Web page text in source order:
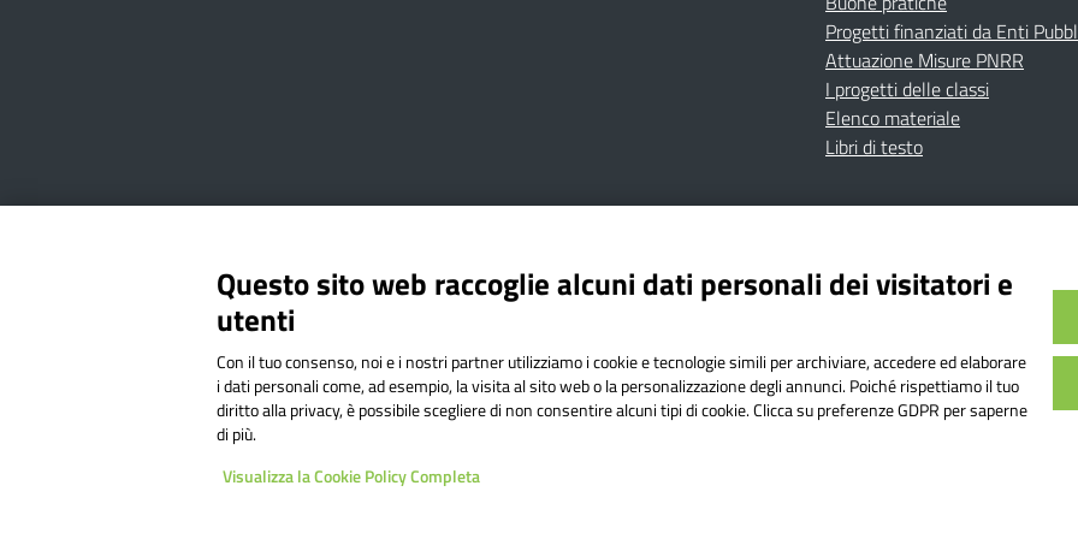
Progetti finanziati da Enti
Attuazione Misure PNRR
I progetti delle classi
Elenco materiale
Libri di testo
Amministrazione TrasparenteAlbo onlinePrivacy PolicyDichiarazione di accessibilitàContattiNote Legali
Via Cesare Bollea n. 3 - 10064 Bricherasio (TO) | P.E.O.: toic84200d@istruzione.it |
Codice Fiscale: 94544620019 | Cod. Meccanografico: TOIC84200D | Codice IPA:
Questo sito web raccoglie alcuni dati personali dei visitatori e
utenti
Con il tuo consenso, noi e i nostri partner utilizziamo i cookie e tecnologie simili per archiviare, accedere ed elaborare
i dati personali come, ad esempio, la visita al sito web o la personalizzazione degli annunci. Poiché rispettiamo il tuo
diritto alla privacy, è possibile scegliere di non consentire alcuni tipi di cookie. Clicca su preferenze GDPR per saperne
di più.
Visualizza la Cookie Policy Completa